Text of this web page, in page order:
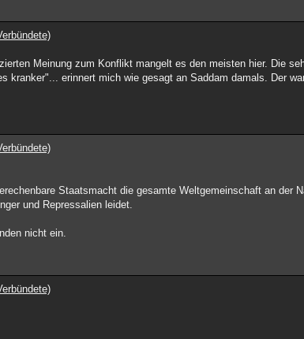
Meinung zum Konflikt mangelt es den meisten hier. Die
kranker"... erinnert mich wie gesagt an Saddam damals. Der
Staatsmacht die gesamte Weltgemeinschaft an der
und Repressalien leidet.
nicht ein.